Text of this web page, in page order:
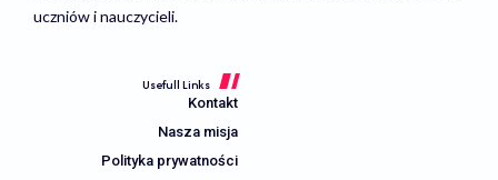
uczniów i nauczycieli.
Usefull Links
Kontakt
Nasza misja
Polityka prywatności